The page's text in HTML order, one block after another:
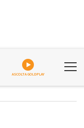
ASCOLTA GOLDPLAY